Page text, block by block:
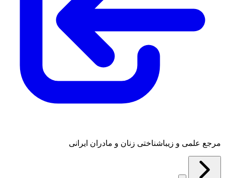
مرجع علمی و زیباشناختی زنان و مادران ایرانی